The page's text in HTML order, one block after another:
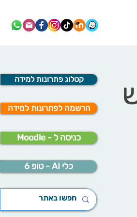
קטלוג פתרונות למידה
הרשמה לפתרונות למידה
Moodle - כניסה ל
כלי AI - טופ 6